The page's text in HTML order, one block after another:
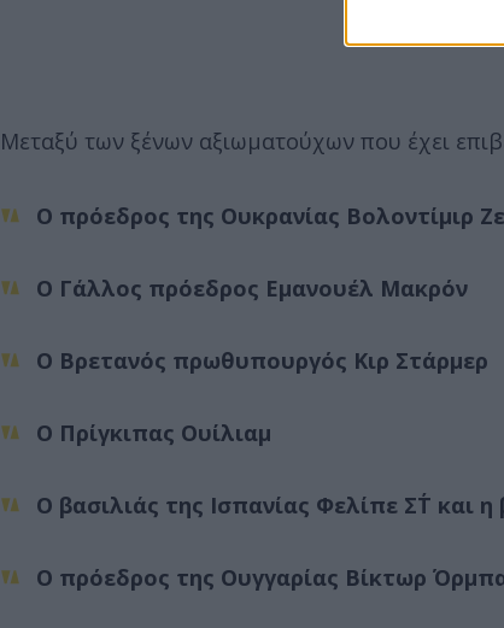
Μεταξύ των ξένων αξιωματούχων που έχει
Ο πρόεδρος της Ουκρανίας Βολοντίμιρ
Ο Γάλλος πρόεδρος Εμανουέλ Μακρόν
Ο Βρετανός πρωθυπουργός Κιρ Στάρμερ
Ο Πρίγκιπας Ουίλιαμ
Ο βασιλιάς της Ισπανίας Φελίπε ΣΤ΄ και
Ο πρόεδρος της Ουγγαρίας Βίκτωρ